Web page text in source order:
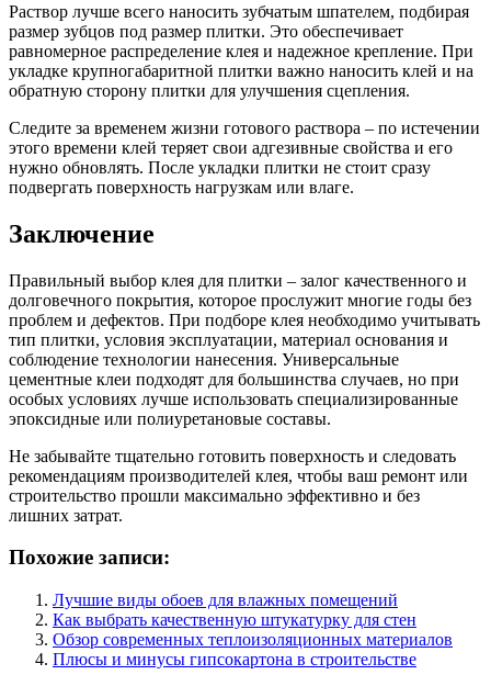
Раствор лучше всего наносить зубчатым шпателем, подбирая
размер зубцов под размер плитки. Это обеспечивает
равномерное распределение клея и надежное крепление. При
укладке крупногабаритной плитки важно наносить клей и на
обратную сторону плитки для улучшения сцепления.
Следите за временем жизни готового раствора – по истечении
этого времени клей теряет свои адгезивные свойства и его
нужно обновлять. После укладки плитки не стоит сразу
подвергать поверхность нагрузкам или влаге.
Заключение
Правильный выбор клея для плитки – залог качественного и
долговечного покрытия, которое прослужит многие годы без
проблем и дефектов. При подборе клея необходимо учитывать
тип плитки, условия эксплуатации, материал основания и
соблюдение технологии нанесения. Универсальные
цементные клеи подходят для большинства случаев, но при
особых условиях лучше использовать специализированные
эпоксидные или полиуретановые составы.
Не забывайте тщательно готовить поверхность и следовать
рекомендациям производителей клея, чтобы ваш ремонт или
строительство прошли максимально эффективно и без
лишних затрат.
Похожие записи:
Лучшие виды обоев для влажных помещений
Как выбрать качественную штукатурку для стен
Обзор современных теплоизоляционных материалов
Плюсы и минусы гипсокартона в строительстве